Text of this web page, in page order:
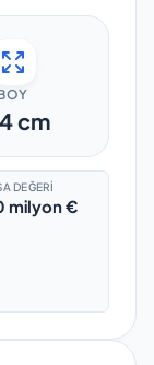
cm
DEĞERI
milyon €